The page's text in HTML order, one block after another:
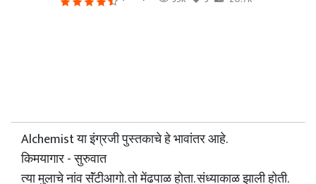
Alchemist या इंग्रजी पुस्तकाचे हे भावांतर आहे.
किमयागार - सुरुवात
त्या मुलाचे नांव सॅंटीआगो. तो मेंढपाळ होता. संध्याकाळ झाली होती.